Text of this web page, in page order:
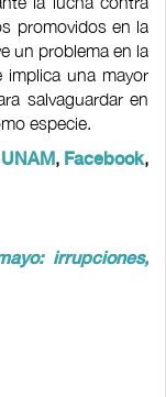
promovidos en la
un problema en la
implica una mayor
salvaguardar en
especie.
, Facebook,
irrupciones,